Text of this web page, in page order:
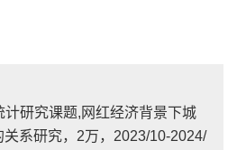
计研究课题,网红经济背景下城
系研究，2万，2023/10-2024/